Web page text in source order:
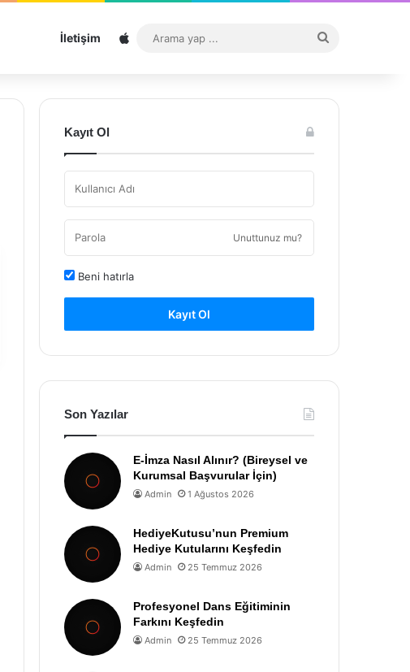
İletişim Sitemap
...
Kayıt Ol
Unuttunuz mu?
Beni hatırla
Kayıt Ol
Son Yazılar
E-İmza Nasıl Alınır? (Bireysel ve
Kurumsal Başvurular İçin)
Admin 1 Ağustos 2026
HediyeKutusu’nun Premium
Hediye Kutularını Keşfedin
Admin 25 Temmuz 2026
Profesyonel Dans Eğitiminin
Farkını Keşfedin
Admin 25 Temmuz 2026